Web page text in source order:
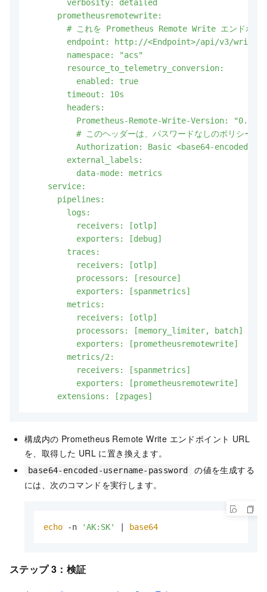
        verbosity: detailed
      prometheusremotewrite:
# これを Prometheus Remote Write エンドポイ
        endpoint: http://<Endpoint>/api/v3/write
        namespace: "acs"
        resource_to_telemetry_conversion:
          enabled: true
        timeout: 10s
        headers:
          Prometheus-Remote-Write-Version: "0.1.0"
# このヘッダーは、パスワードなしのポリシーが
Authorization: Basic <base64-encoded-
        external_labels:
          data-mode: metrics
    service:
      pipelines:
        logs:
          receivers: [otlp]
          exporters: [debug]
        traces:
          receivers: [otlp]
          processors: [resource]
          exporters: [spanmetrics]
        metrics:
          receivers: [otlp]
          processors: [memory_limiter, batch]
          exporters: [prometheusremotewrite]
        metrics/2:
          receivers: [spanmetrics]
          exporters: [prometheusremotewrite]
構成内の Prometheus Remote Write エンドポイント URL
を、取得した URL に置き換えます。
base64-encoded-username-password
の値を生成する
には、次のコマンドを実行します。
echo -n 'AK:SK' base64
ステップ 3：検証